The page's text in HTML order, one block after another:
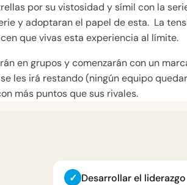
por su vistosidad y símil con la
y adoptaran el papel de esta. ​ La
que vivas esta experiencia al límite.
en grupos y comenzarán con un
les irá restando (ningún equipo
más puntos que sus rivales.
✓ Desarrollar el liderazgo